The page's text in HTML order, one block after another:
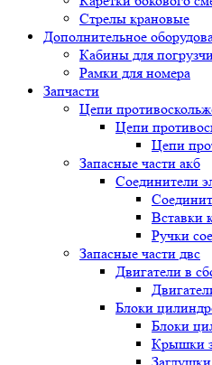
Стрелы крановые
Дополнительное
Кабины для
Рамки для номера
Запчасти
Цепи
Цепи
Цепи
Запасные части акб
Соединители
Вставки
Ручки
Запасные части двс
Двигатели в
Блоки
Блоки
Крышки